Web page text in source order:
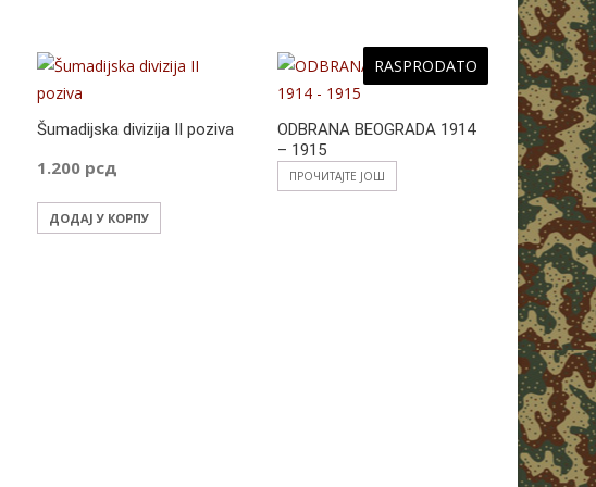
Šumadijska divizija II poziva
1.200 рсд
ДОДАЈ У КОРПУ
RASPRODATO
ODBRANA BEOGRADA 1914
– 1915
ПРОЧИТАЈТЕ ЈОШ
1918